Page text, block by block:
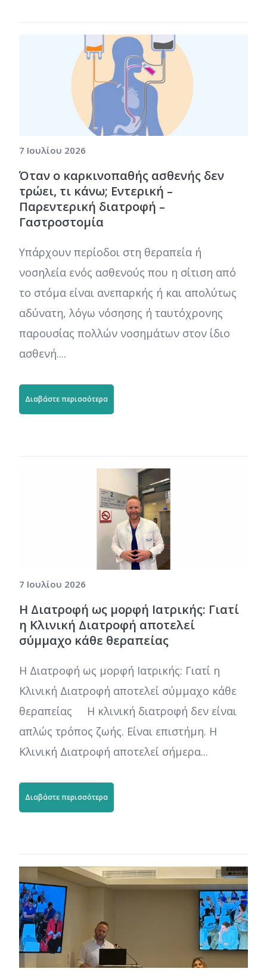
7 Ιουλίου 2026
Όταν ο καρκινοπαθής ασθενής δεν
τρώει, τι κάνω; Εντερική –
Παρεντερική διατροφή –
Γαστροστομία
Υπάρχουν περίοδοι στη θεραπεία ή
νοσηλεία ενός ασθενούς που η σίτιση από
το στόμα είναι ανεπαρκής ή και απολύτως
αδύνατη, λόγω νόσησης ή ταυτόχρονης
παρουσίας πολλών νοσημάτων στον ίδιο
ασθενή....
Διαβάστε περισσότερα
7 Ιουλίου 2026
Η Διατροφή ως μορφή Ιατρικής: Γιατί
η Κλινική Διατροφή αποτελεί
σύμμαχο κάθε θεραπείας
Η Διατροφή ως μορφή Ιατρικής: Γιατί η
Κλινική Διατροφή αποτελεί σύμμαχο κάθε
θεραπείας Η κλινική διατροφή δεν είναι
απλώς τρόπος ζωής. Είναι επιστήμη. Η
Κλινική Διατροφή αποτελεί σήμερα...
Διαβάστε περισσότερα